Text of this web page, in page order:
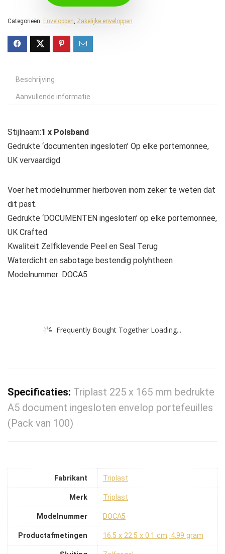
Categorieën: Enveloppen, Zakelijke enveloppen
Beschrijving
Aanvullende informatie
Stijlnaam:1 x Polsband
Gedrukte ‘documenten ingesloten’ Op elke portemonnee,
UK vervaardigd
Voer het modelnummer hierboven inom zeker te weten dat
dit past.
Gedrukte ‘DOCUMENTEN ingesloten’ op elke portemonnee,
UK Crafted
Kwaliteit Zelfklevende Peel en Seal Terug
Waterdicht en sabotage bestendig polyhtheen
Modelnummer: DOCA5
Frequently Bought Together Loading...
Specificaties: Triplast 225 x 165 mm bedrukte
A5 document ingesloten envelop portefeuilles
(Pack van 100)
Fabrikant ‎Triplast
Merk ‎Triplast
Modelnummer ‎DOCA5
Productafmetingen ‎16.5 x 22.5 x 0.1 cm; 4.99 gram